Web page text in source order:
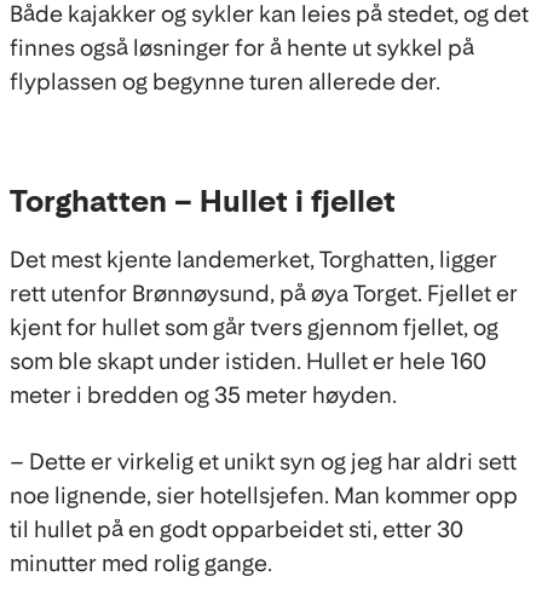
Både kajakker og sykler kan leies på stedet, og det
finnes også løsninger for å hente ut sykkel på
flyplassen og begynne turen allerede der.
Torghatten – Hullet i fjellet
Det mest kjente landemerket, Torghatten, ligger
rett utenfor Brønnøysund, på øya Torget. Fjellet er
kjent for hullet som går tvers gjennom fjellet, og
som ble skapt under istiden. Hullet er hele 160
meter i bredden og 35 meter høyden.
– Dette er virkelig et unikt syn og jeg har aldri sett
noe lignende, sier hotellsjefen. Man kommer opp
til hullet på en godt opparbeidet sti, etter 30
minutter med rolig gange.